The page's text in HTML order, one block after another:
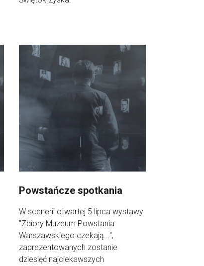
Powstańcze spotkania
W scenerii otwartej 5 lipca wystawy
"Zbiory Muzeum Powstania
Warszawskiego czekają...",
zaprezentowanych zostanie
dziesięć najciekawszych